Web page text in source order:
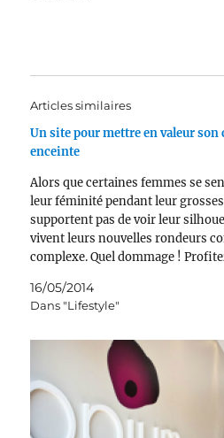
Articles similaires
Un site pour mettre en valeur son
enceinte
Alors que certaines femmes se
leur féminité pendant leur
supportent pas de voir leur
vivent leurs nouvelles rondeurs
complexe. Quel dommage !
confortables et tendance…
16/05/2014
Dans "Lifestyle"